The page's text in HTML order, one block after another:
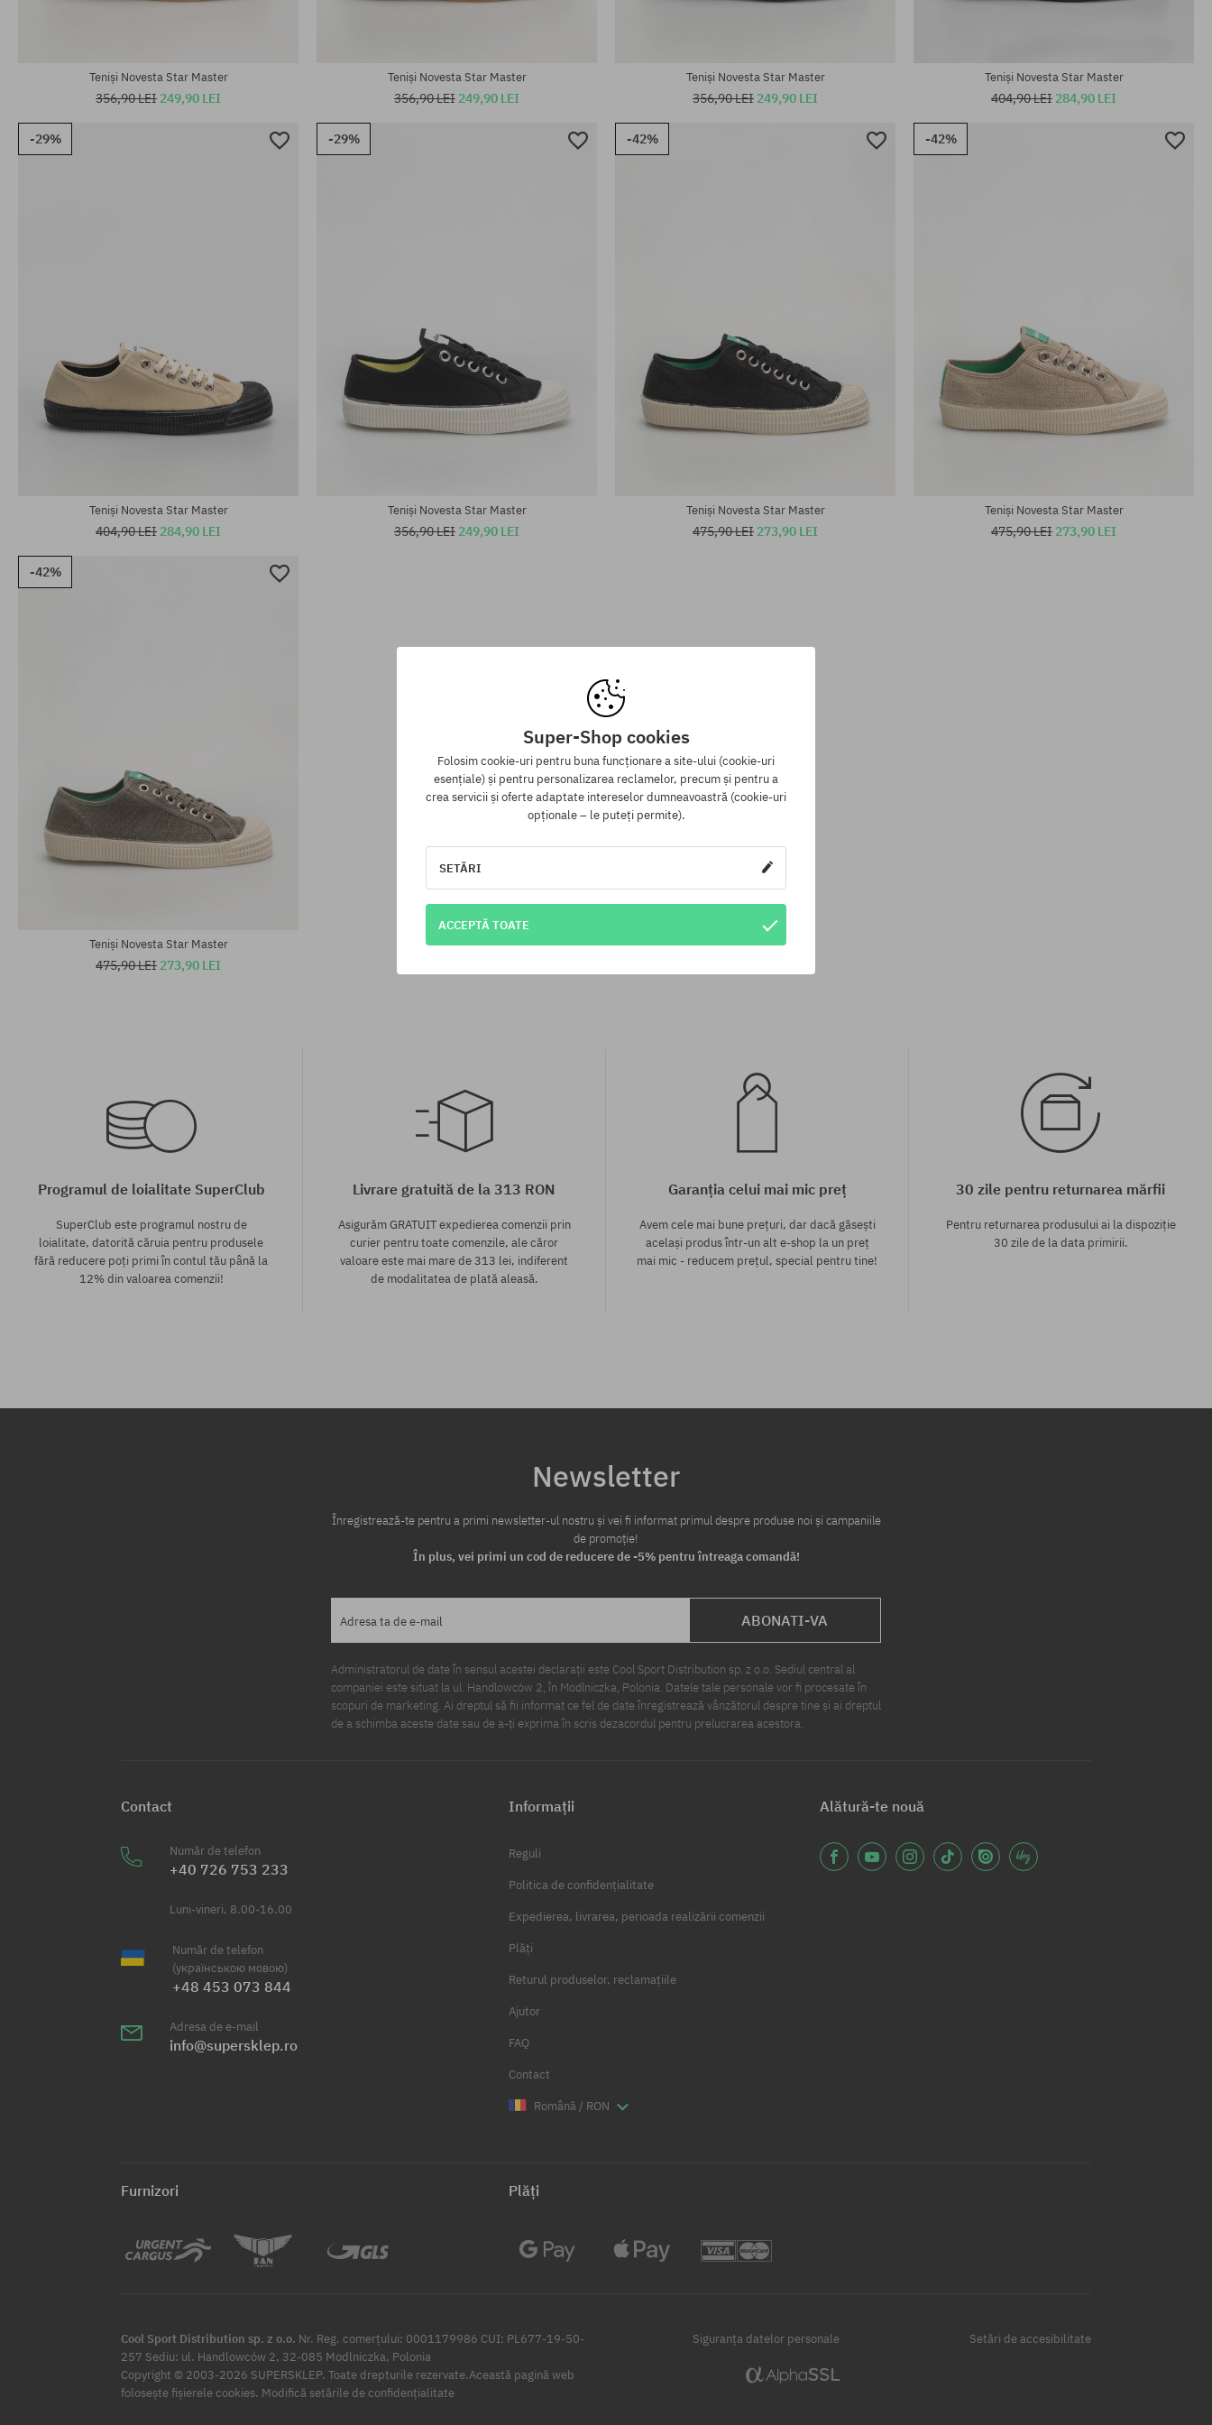
Teniși Novesta Star Master
356,90 LEI 249,90 LEI
Teniși Novesta Star Master
356,90 LEI 249,90 LEI
Teniși Novesta Star Master
356,90 LEI 249,90 LEI
Teniși Novesta Star Master
404,90 LEI 284,90 LEI
-29%
Teniși Novesta Star Master
404,90 LEI 284,90 LEI
-29%
Teniși Novesta Star Master
356,90 LEI 249,90 LEI
-42%
Mărimi existente:
Teniși Novesta Star Master
475,90 LEI 273,90 LEI
-42%
Teniși Novesta Star Master
475,90 LEI 273,90 LEI
-42%
Teniși Novesta Star Master
475,90 LEI 273,90 LEI
Programul de loialitate SuperClub
SuperClub este programul nostru de
loialitate, datorită căruia pentru produsele
fără reducere poți primi în contul tău până la
12% din valoarea comenzii!
Livrare gratuită de la 313 RON
Asigurăm GRATUIT expedierea comenzii prin
curier pentru toate comenzile, ale căror
valoare este mai mare de 313 lei, indiferent
de modalitatea de plată aleasă.
Garanția celui mai mic preț
Avem cele mai bune prețuri, dar dacă găsești
același produs într-un alt e-shop la un preț
mai mic - reducem prețul, special pentru tine!
30 zile pentru returnarea mărfii
Pentru returnarea produsului ai la dispoziție
30 zile de la data primirii.
Newsletter
Înregistrează-te pentru a primi newsletter-ul nostru și vei fi informat primul despre produse noi și campaniile
de promoție!
În plus, vei primi un cod de reducere de -5% pentru întreaga comandă!
Adresa ta de e-mail ABONATI-VA
Administratorul de date în sensul acestei declarații este Cool Sport Distribution sp. z o.o. Sediul central al
companiei este situat la ul. Handlowców 2, în Modlniczka, Polonia. Datele tale personale vor fi procesate în
scopuri de marketing. Ai dreptul să fii informat ce fel de date înregistrează vânzătorul despre tine și ai dreptul
de a schimba aceste date sau de a-ți exprima în scris dezacordul pentru prelucrarea acestora.
Contact
Număr de telefon
+40 726 753 233
Luni-vineri, 8.00-16.00
Număr de telefon
(українською мовою)
+48 453 073 844
Adresa de e-mail
info@supersklep.ro
Informații
Reguli
Politica de confidențialitate
Expedierea, livrarea, perioada realizării comenzii
Plăți
Returul produselor, reclamațiile
Ajutor
FAQ
Contact
Română / RON
Alătură-te nouă
Furnizori Plăți
Cool Sport Distribution sp. z o.o. Nr. Reg. comerțului: 0001179986 CUI: PL677-19-50-
257 Sediu: ul. Handlowców 2, 32-085 Modlniczka, Polonia
Copyright © 2003-2026 SUPERSKLEP. Toate drepturile rezervate.Această pagină web
folosește fișierele cookies. Modifică setările de confidențialitate
Siguranța datelor personale Setări de accesibilitate
Super-Shop cookies
Folosim cookie-uri pentru buna funcționare a site-ului (cookie-uri
esențiale) și pentru personalizarea reclamelor, precum și pentru a
crea servicii și oferte adaptate intereselor dumneavoastră (cookie-uri
opționale – le puteți permite).
SETĂRI
ACCEPTĂ TOATE